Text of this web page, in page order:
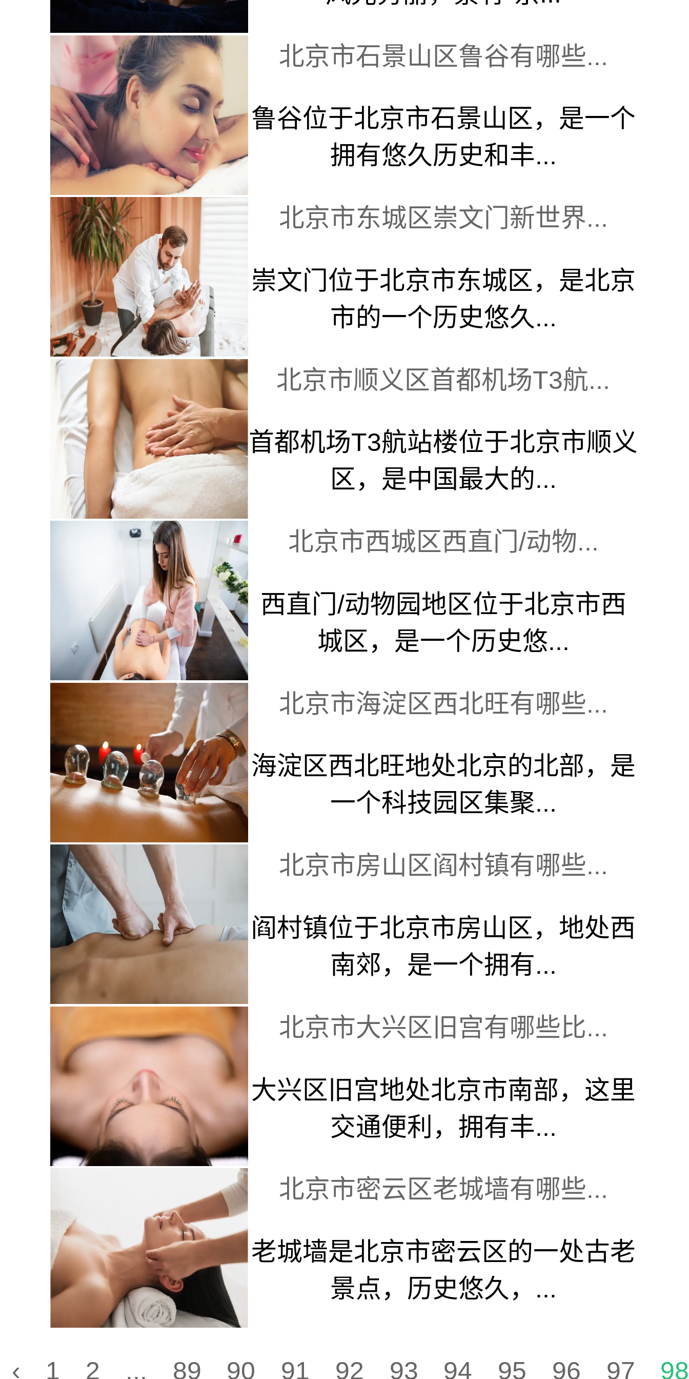
北京市石景山区鲁谷有哪些...
鲁谷位于北京市石景山区，是一个
拥有悠久历史和丰...
北京市东城区崇文门新世界...
崇文门位于北京市东城区，是北京
市的一个历史悠久...
北京市顺义区首都机场T3航...
首都机场T3航站楼位于北京市顺义
区，是中国最大的...
北京市西城区西直门/动物...
西直门/动物园地区位于北京市西
城区，是一个历史悠...
北京市海淀区西北旺有哪些...
海淀区西北旺地处北京的北部，是
一个科技园区集聚...
北京市房山区阎村镇有哪些...
阎村镇位于北京市房山区，地处西
南郊，是一个拥有...
北京市大兴区旧宫有哪些比...
大兴区旧宫地处北京市南部，这里
交通便利，拥有丰...
北京市密云区老城墙有哪些...
老城墙是北京市密云区的一处古老
景点，历史悠久，...
‹ 1 2 ... 89 90 91 92 93 94 95 96 97 98